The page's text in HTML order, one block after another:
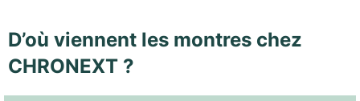
D’où viennent les montres chez
CHRONEXT ?